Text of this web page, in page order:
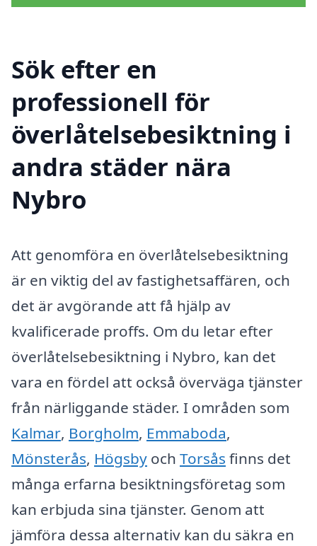
Sök efter en
professionell för
överlåtelsebesiktning i
andra städer nära
Nybro
Att genomföra en överlåtelsebesiktning
är en viktig del av fastighetsaffären, och
det är avgörande att få hjälp av
kvalificerade proffs. Om du letar efter
överlåtelsebesiktning i Nybro, kan det
vara en fördel att också överväga tjänster
från närliggande städer. I områden som
Kalmar, Borgholm, Emmaboda,
Mönsterås, Högsby och Torsås finns det
många erfarna besiktningsföretag som
kan erbjuda sina tjänster. Genom att
jämföra dessa alternativ kan du säkra en